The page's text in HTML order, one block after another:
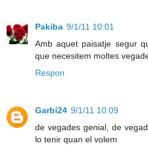
Pakiba 9/1/11 10:01
Amb aquet paisatje segur
que necesitem moltes
Respon
Garbí24 9/1/11 10:09
de vegades genial, de
lo tenir quan el volem